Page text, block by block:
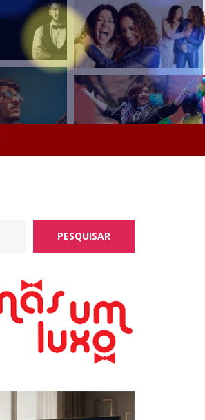
PESQUISAR